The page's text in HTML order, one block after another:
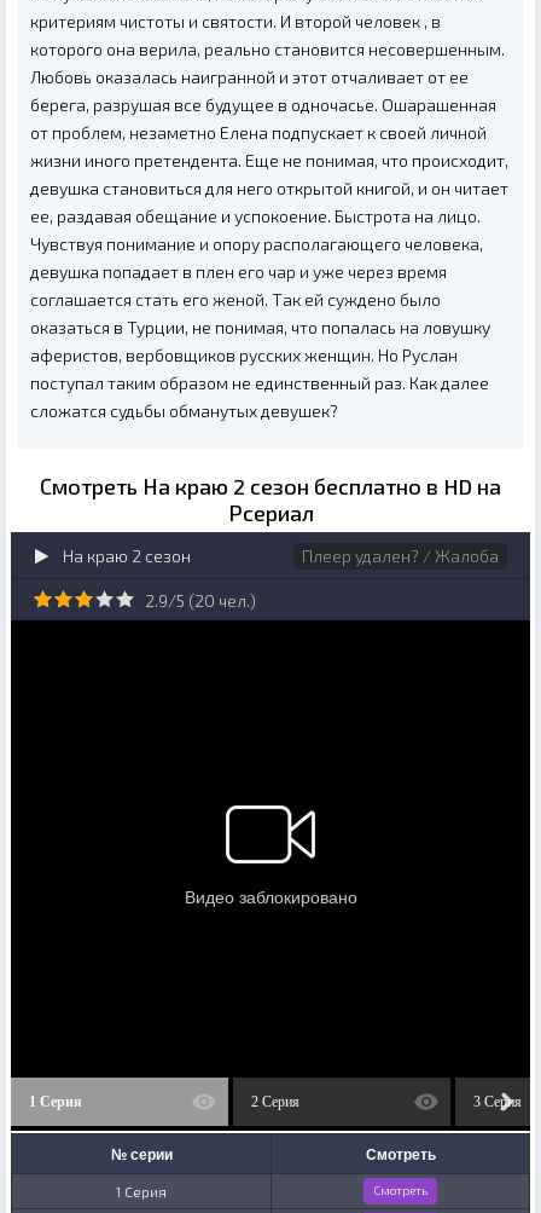
критериям чистоты и святости. И второй человек , в
которого она верила, реально становится несовершенным.
Любовь оказалась наигранной и этот отчаливает от ее
берега, разрушая все будущее в одночасье. Ошарашенная
от проблем, незаметно Елена подпускает к своей личной
жизни иного претендента. Еще не понимая, что происходит,
девушка становиться для него открытой книгой, и он читает
ее, раздавая обещание и успокоение. Быстрота на лицо.
Чувствуя понимание и опору располагающего человека,
девушка попадает в плен его чар и уже через время
соглашается стать его женой. Так ей суждено было
оказаться в Турции, не понимая, что попалась на ловушку
аферистов, вербовщиков русских женщин. Но Руслан
поступал таким образом не единственный раз. Как далее
сложатся судьбы обманутых девушек?
Смотреть На краю 2 сезон бесплатно в HD на
Рсериал
На краю 2 сезон Плеер удален? / Жалоба
2.9/5 (20 чел.)
1 Серия 2 Серия 3 Серия
№ серии Смотреть
1 Серия Смотреть